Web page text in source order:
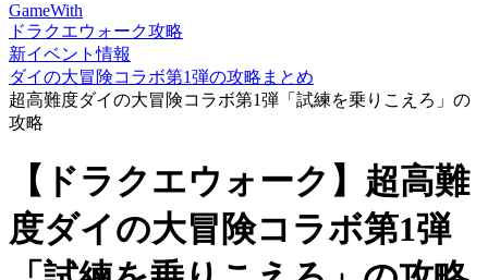
GameWith
ドラクエウォーク攻略
新イベント情報
ダイの大冒険コラボ第1弾の攻略まとめ
超高難度ダイの大冒険コラボ第1弾「試練を乗りこえろ」の
攻略
【ドラクエウォーク】超高難
度ダイの大冒険コラボ第1弾